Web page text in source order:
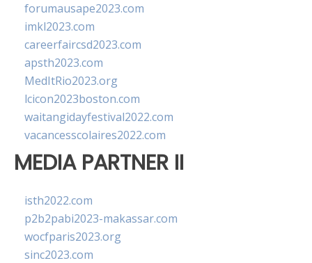
forumausape2023.com
imkl2023.com
careerfaircsd2023.com
apsth2023.com
MedItRio2023.org
lcicon2023boston.com
waitangidayfestival2022.com
vacancesscolaires2022.com
MEDIA PARTNER II
isth2022.com
p2b2pabi2023-makassar.com
wocfparis2023.org
sinc2023.com